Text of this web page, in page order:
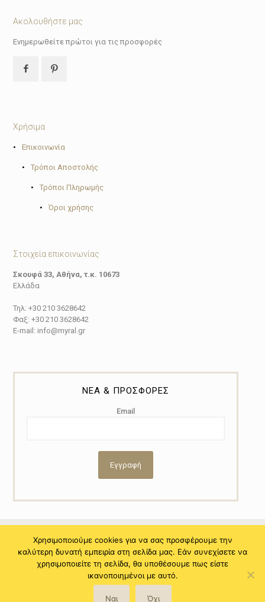
Ακολουθήστε μας
Ενημερωθείτε πρώτοι για τις προσφορές
Χρήσιμα
• Επικοινωνία
• Τρόποι Αποστολής
• Τρόποι Πληρωμής
• Όροι χρήσης
Στοιχεία επικοινωνίας
Σκουφά 33, Αθήνα, τ.κ. 10673
Ελλάδα
Τηλ: +30 210 3628642
Φαξ: +30 210 3628642
E-mail: info@myral.gr
ΝΕΑ & ΠΡΟΣΦΟΡΕΣ
Email
© 2021 Copyright by Myral - Powered by NiTo Systematic S.A. All
rights reserved.
Χρησιμοποιούμε cookies για να σας προσφέρουμε την
καλύτερη δυνατή εμπειρία στη σελίδα μας. Εάν συνεχίσετε να
χρησιμοποιείτε τη σελίδα, θα υποθέσουμε πως είστε
ικανοποιημένοι με αυτό.
Ναι Όχι